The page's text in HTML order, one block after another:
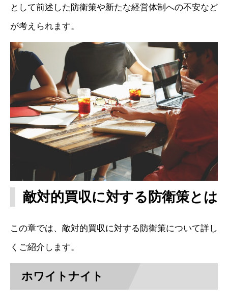
として前述した防衛策や新たな経営体制への不安など
が考えられます。
敵対的買収に対する防衛策とは
この章では、敵対的買収に対する防衛策について詳し
くご紹介します。
ホワイトナイト